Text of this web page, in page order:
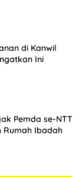
di Kanwil
Ini
Pemda se-NTT
Rumah Ibadah